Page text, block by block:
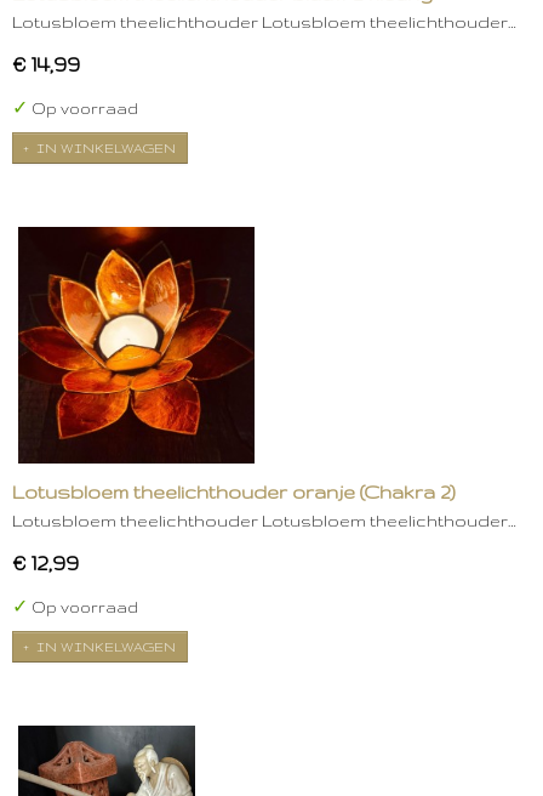
Lotusbloem theelichthouder Lotusbloem theelichthouder…
€ 14,99
✓ Op voorraad
IN WINKELWAGEN
Lotusbloem theelichthouder oranje (Chakra 2)
Lotusbloem theelichthouder Lotusbloem theelichthouder…
€ 12,99
✓ Op voorraad
IN WINKELWAGEN